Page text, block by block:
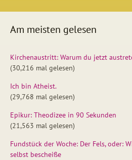
Am meisten gelesen
Kirchenaustritt: Warum du jetzt
(30,216 mal gelesen)
Ich bin Atheist.
(29,768 mal gelesen)
Epikur: Theodizee in 90 Sekunden
(21,563 mal gelesen)
Fundstück der Woche: Der Fels, oder:
selbst bescheiße